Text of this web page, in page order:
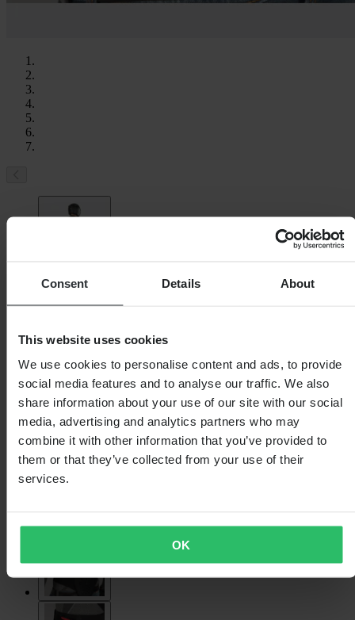
Consent Details About
This website uses cookies
We use cookies to personalise content and ads, to provide
social media features and to analyse our traffic. We also
share information about your use of our site with our social
media, advertising and analytics partners who may
combine it with other information that you’ve provided to
them or that they’ve collected from your use of their
services.
OK